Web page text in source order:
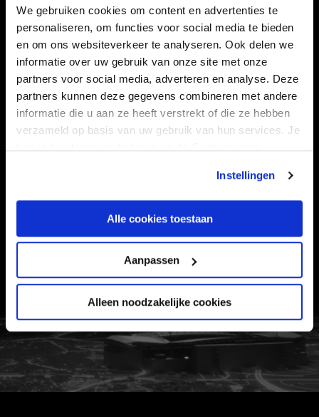
We gebruiken cookies om content en advertenties te
personaliseren, om functies voor social media te bieden
en om ons websiteverkeer te analyseren. Ook delen we
informatie over uw gebruik van onze site met onze
partners voor social media, adverteren en analyse. Deze
partners kunnen deze gegevens combineren met andere
informatie die u aan ze heeft verstrekt of die ze hebben
verzameld op basis van uw gebruik van hun services. Je
Instellingen
Alle cookies toestaan
Aanpassen
Alleen noodzakelijke cookies
Navigeer naar
CLUB
TEAMS
STADION
SUPPORTERS
FOUNDATION
KAARTVERKOOP
BUSINESS
VEELGESTELDE VRAGEN
CONTACT
VERTROUWENSPERSOON
FC Utrecht<br>vanuit<br>het